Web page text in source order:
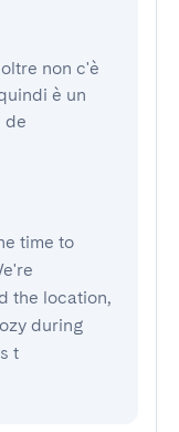
è un
de
time to
the location,
during
t